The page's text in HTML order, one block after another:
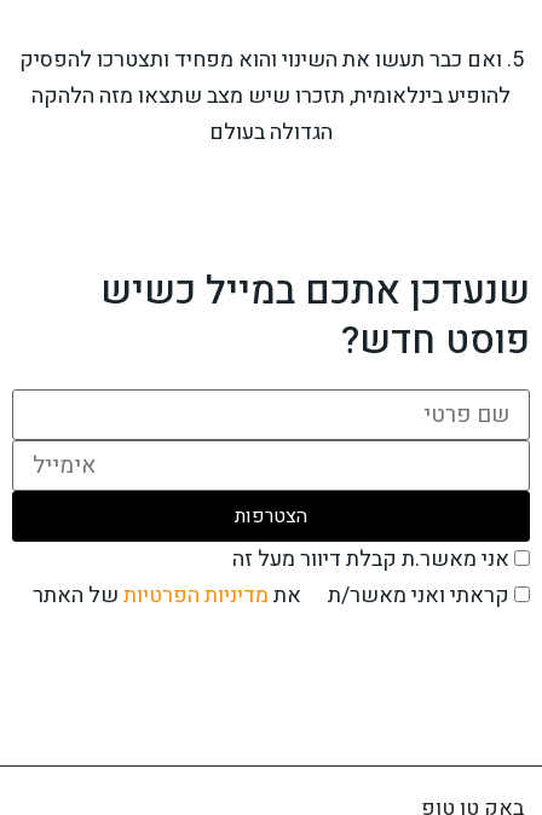
5. ואם כבר תעשו את השינוי והוא מפחיד ותצטרכו להפסיק
להופיע בינלאומית, תזכרו שיש מצב שתצאו מזה הלהקה
הגדולה בעולם
שנעדכן אתכם במייל כשיש
פוסט חדש?
אני מאשר.ת קבלת דיוור מעל זה
קראתי ואני מאשר/ת
אתמדיניות הפרטיותשל האתר
באק טו טופ